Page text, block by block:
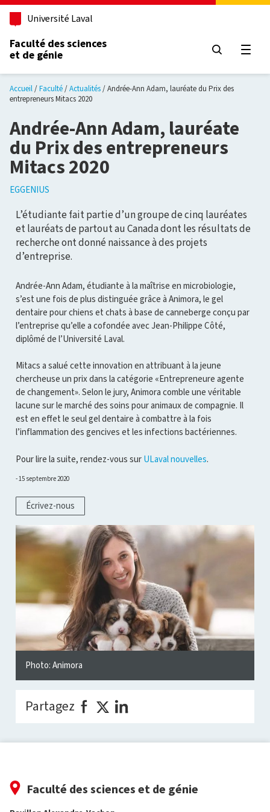
Aller au contenu principal
Université Laval
Faculté des sciences
et de génie
Accueil Faculté Actualités
Andrée-Ann Adam, lauréate du Prix des
entrepreneurs Mitacs 2020
Andrée-Ann Adam, lauréate
du Prix des entrepreneurs
Mitacs 2020
EGGENIUS
L’étudiante fait partie d’un groupe de cinq lauréates
et lauréats de partout au Canada dont les résultats de
recherche ont donné naissance à des projets
d’entreprise.
Andrée-Ann Adam, étudiante à la maîtrise en microbiologie,
s’est une fois de plus distinguée grâce à Animora, le gel
dentaire pour chiens et chats à base de canneberge conçu par
l’entreprise qu’elle a cofondée avec Jean-Philippe Côté,
diplômé de l’Université Laval.
Mitacs a salué cette innovation en attribuant à la jeune
chercheuse un prix dans la catégorie «Entrepreneure agente
de changement». Selon le jury, Animora comble une véritable
lacune sur le marché des soins pour animaux de compagnie. Il
est en effet le seul gel dentaire à combattre à la fois
l’inflammation des gencives et les infections bactériennes.
Pour lire la suite, rendez-vous sur ULaval nouvelles.
15 septembre 2020
Écrivez-nous
Photo: Animora
Partagez
Faculté des sciences et de génie